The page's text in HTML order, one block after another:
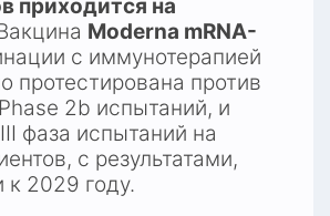
приходится на
Moderna mRNA-
с иммунотерапией
протестирована против
2b испытаний, и
фаза испытаний на
с результатами,
2029 году.​